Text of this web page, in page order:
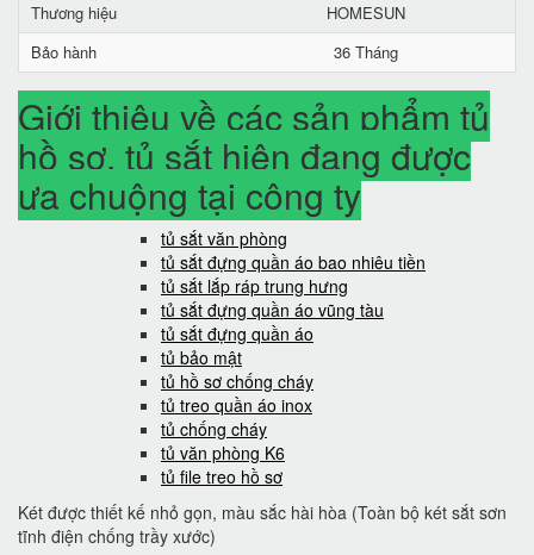
Thương hiệu
HOMESUN
Bảo hành
36 Tháng
Giới thiệu về các sản phẩm tủ
hồ sơ, tủ sắt hiện đang được
ưa chuộng tại công ty
tủ sắt văn phòng
tủ sắt đựng quần áo bao nhiêu tiền
tủ sắt lắp ráp trung hưng
tủ sắt đựng quần áo vũng tàu
tủ sắt đựng quần áo
tủ bảo mật
tủ hồ sơ chống cháy
tủ treo quần áo inox
tủ chống cháy
tủ văn phòng K6
tủ file treo hồ sơ
Két được thiết kế nhỏ gọn, màu sắc hài hòa (Toàn bộ két sắt sơn
tĩnh điện chống trầy xước)